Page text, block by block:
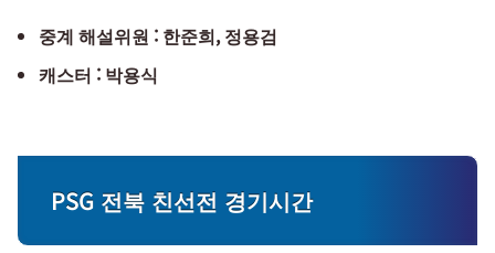
중계 해설위원 : 한준희, 정용검
캐스터 : 박용식
PSG 전북 친선전 경기시간